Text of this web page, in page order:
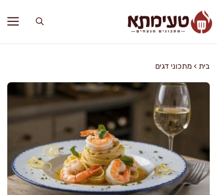
לתוכן
בית › מתכוני דגים